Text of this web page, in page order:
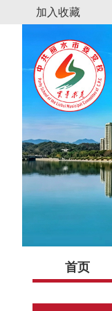
加入收藏
首页